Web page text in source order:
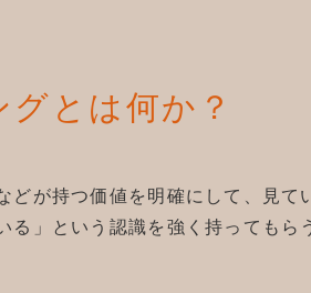
とは何か？
どが持つ価値を明確にして、見て
る」という認識を強く持ってもら